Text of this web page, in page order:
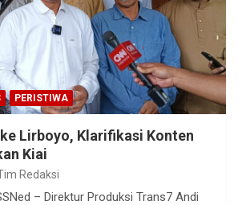
PERISTIWA
Lirboyo, Klarifikasi Konten
Kiai
Redaksi
– Direktur Produksi Trans7 Andi